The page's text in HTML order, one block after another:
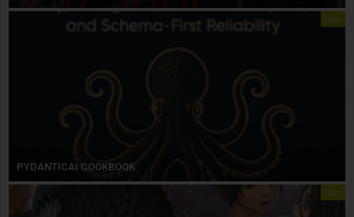
libri
PYDANTICAI COOKBOOK
libri